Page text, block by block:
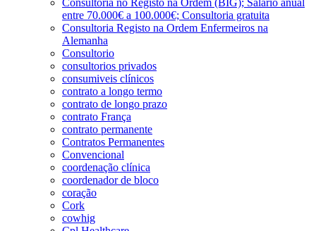
entre 70.000€ a 100.000€; Consultoria gratuita
Consultoria Registo na Ordem Enfermeiros na
Alemanha
Consultorio
consultorios privados
consumiveis clínicos
contrato a longo termo
contrato de longo prazo
contrato França
contrato permanente
Contratos Permanentes
Convencional
coordenação clínica
coordenador de bloco
coração
Cork
cowhig